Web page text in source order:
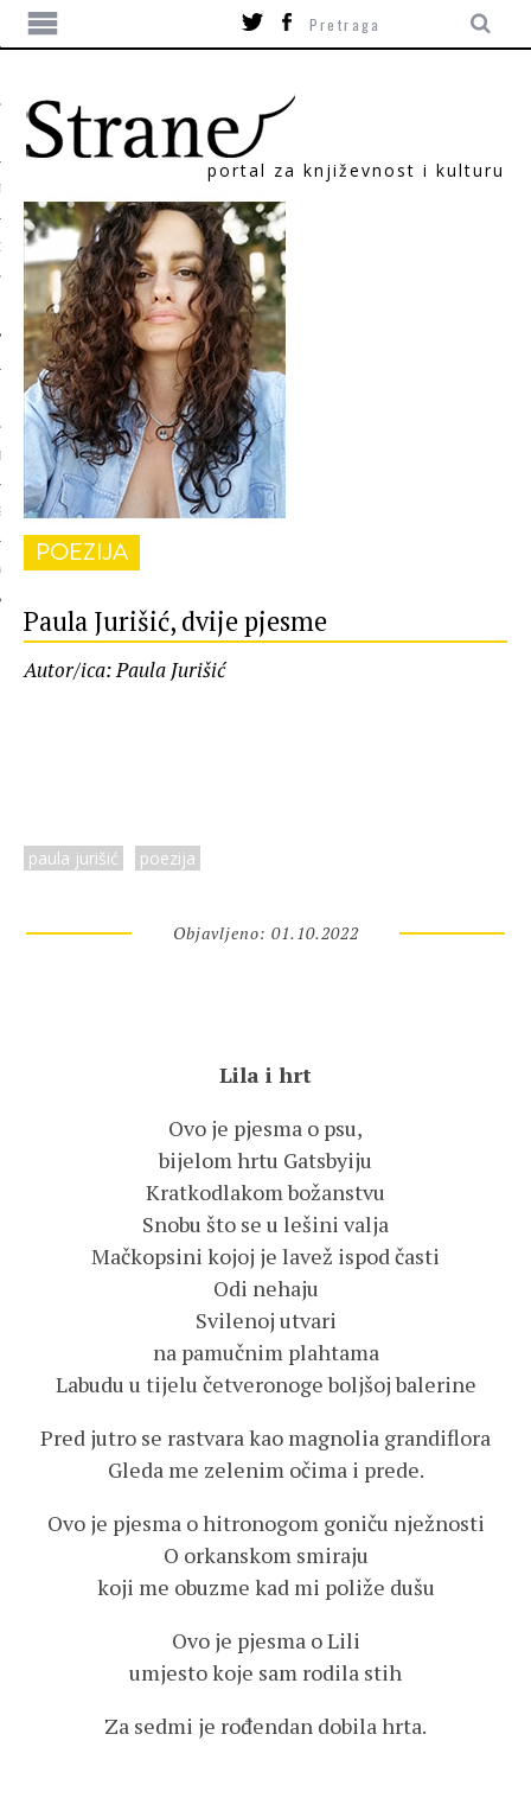
portal za književnost i kulturu
POEZIJA
Paula Jurišić, dvije pjesme
Autor/ica: Paula Jurišić
paula jurišić poezija
Objavljeno: 01.10.2022
Lila i hrt
Ovo je pjesma o psu,
bijelom hrtu Gatsbyiju
Kratkodlakom božanstvu
Snobu što se u lešini valja
Mačkopsini kojoj je lavež ispod časti
Odi nehaju
Svilenoj utvari
na pamučnim plahtama
Labudu u tijelu četveronoge boljšoj balerine
Pred jutro se rastvara kao magnolia grandiflora
Gleda me zelenim očima i prede.
Ovo je pjesma o hitronogom goniču nježnosti
O orkanskom smiraju
koji me obuzme kad mi poliže dušu
Ovo je pjesma o Lili
umjesto koje sam rodila stih
Za sedmi je rođendan dobila hrta.